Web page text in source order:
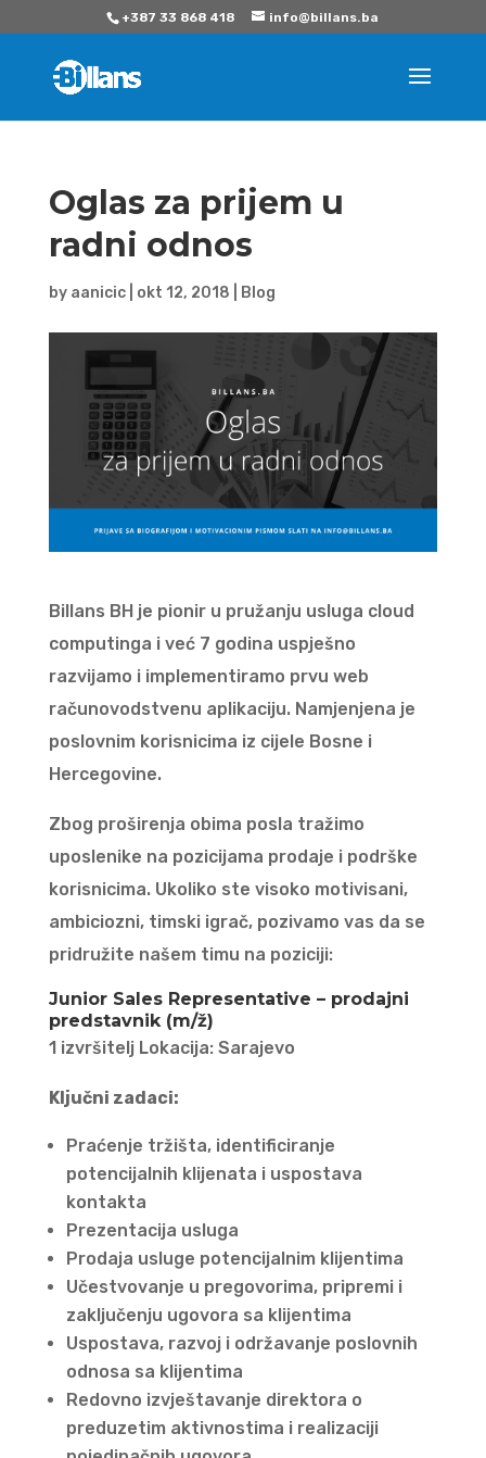
+387 33 868 418 info@billans.ba
Oglas za prijem u
radni odnos
by aanicic| okt 12, 2018 Blog
Billans BH je pionir u pružanju usluga cloud
computinga i već 7 godina uspješno
razvijamo i implementiramo prvu web
računovodstvenu aplikaciju. Namjenjena je
poslovnim korisnicima iz cijele Bosne i
Hercegovine.
Zbog proširenja obima posla tražimo
uposlenike na pozicijama prodaje i podrške
korisnicima. Ukoliko ste visoko motivisani,
ambiciozni, timski igrač, pozivamo vas da se
pridružite našem timu na poziciji:
Junior Sales Representative – prodajni
predstavnik (m/ž)
1 izvršitelj Lokacija: Sarajevo
Ključni zadaci:
Praćenje tržišta, identificiranje
potencijalnih klijenata i uspostava
kontakta
Prezentacija usluga
Prodaja usluge potencijalnim klijentima
Učestvovanje u pregovorima, pripremi i
zaključenju ugovora sa klijentima
Uspostava, razvoj i održavanje poslovnih
odnosa sa klijentima
Redovno izvještavanje direktora o
preduzetim aktivnostima i realizaciji